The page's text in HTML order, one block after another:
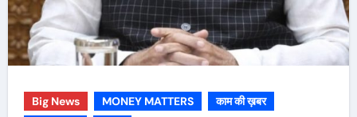
Big News MONEY MATTERS
काम की ख़बर